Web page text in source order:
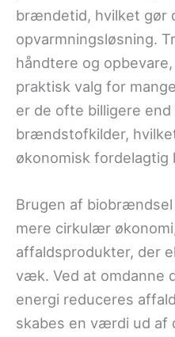
brændetid, hvilket gør
opvarmningsløsning.
håndtere og
praktisk valg for
er de ofte billigere
brændstofkilder,
økonomisk fordelagtig
Brugen af
mere cirkulær
affaldsprodukter, der
væk. Ved at omdanne
energi reduceres
skabes en værdi ud af